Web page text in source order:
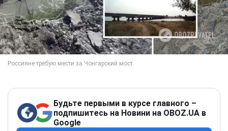
Будьте первыми в курсе главного –
подпишитесь на Новини на OBOZ.UA в
Google